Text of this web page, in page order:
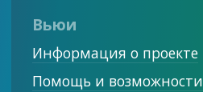
Вьюи
Информация о проекте
Помощь и возможности